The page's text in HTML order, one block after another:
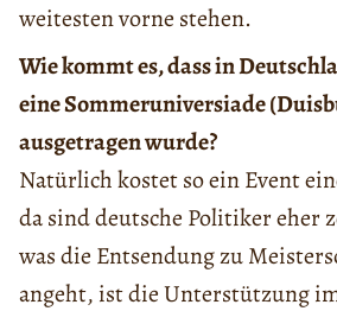
weitesten vorne stehen.
Wie kommt es, dass in
eine Sommeruniversiade
ausgetragen wurde?
Natürlich kostet so ein Event
da sind deutsche Politiker eher
was die Entsendung zu
angeht, ist die Unterstützung